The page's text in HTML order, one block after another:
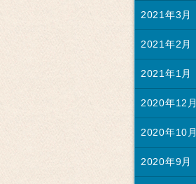
2021年3月
2021年2月
2021年1月
2020年12月
2020年10月
2020年9月